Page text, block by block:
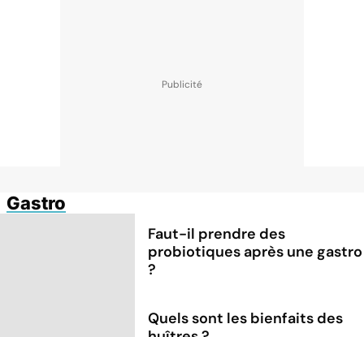
Gastro
Faut-il prendre des
probiotiques après une gastro
?
Quels sont les bienfaits des